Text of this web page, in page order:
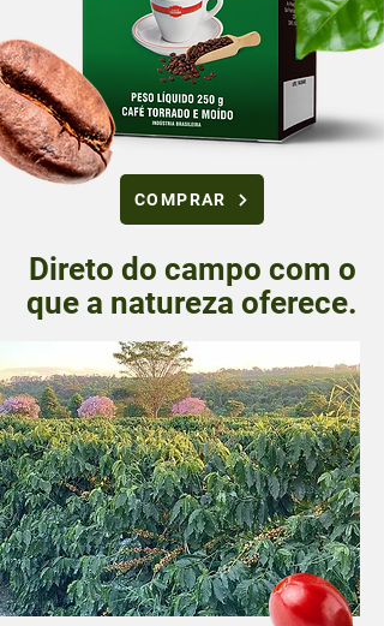
COMPRAR
Direto do campo com o
que a natureza oferece.